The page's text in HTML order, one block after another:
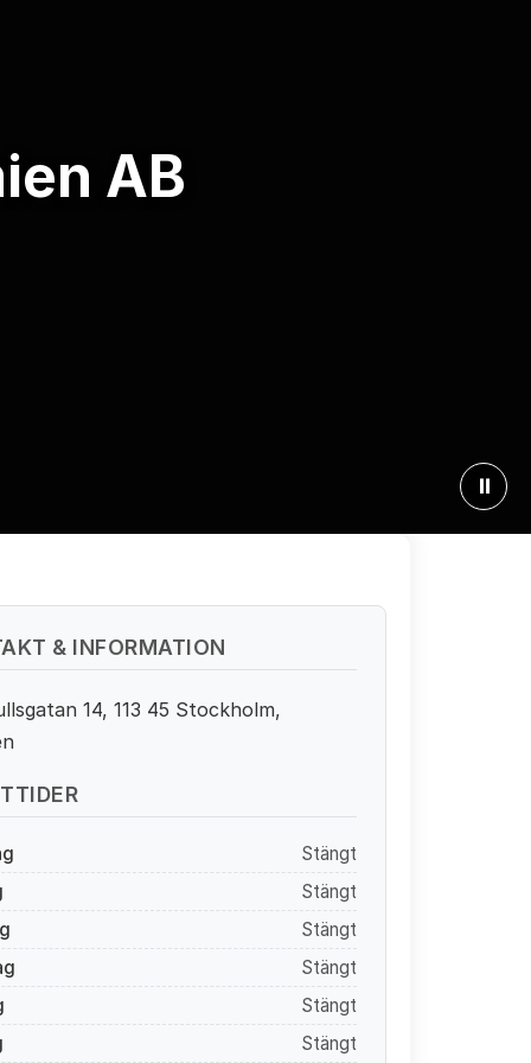
AB
⏸
& INFORMATION
14, 113 45 Stockholm,
Stängt
Stängt
Stängt
Stängt
Stängt
Stängt